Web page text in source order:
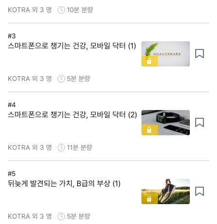
KOTRA 외 3 명 10분 분량
#3
스마트폰으로 챙기는 건강, 모바일 닥터 (1)
KOTRA 외 3 명 5분 분량
#4
스마트폰으로 챙기는 건강, 모바일 닥터 (2)
KOTRA 외 3 명 11분 분량
#5
뒤늦게 발견되는 가치, B급의 부상 (1)
KOTRA 외 3 명 5분 분량